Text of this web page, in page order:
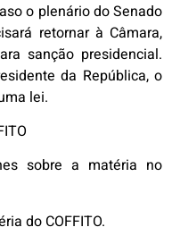
o plenário do Senado
retornar à Câmara,
sanção presidencial.
da República, o
lei.
sobre a matéria no
do COFFITO.